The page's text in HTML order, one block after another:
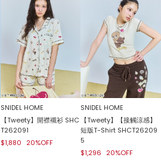
SNIDEL HOME
【Tweety】開襟襯衫 SHC
T262091
$1,880
20%OFF
SNIDEL HOME
【Tweety】【接觸涼感】
短版T-Shirt SHCT26209
5
$1,296
20%OFF